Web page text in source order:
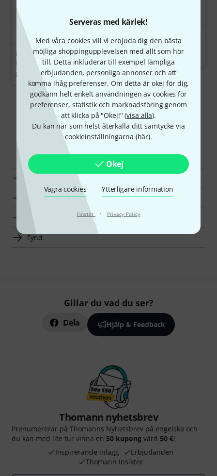
Serveras med kärlek!
Med våra cookies vill vi erbjuda dig den bästa
möjliga shoppingupplevelsen med allt som hör
till. Detta inkluderar till exempel lämpliga
erbjudanden, personliga annonser och att
komma ihåg preferenser. Om detta är okej för dig,
godkänn helt enkelt användningen av cookies för
preferenser, statistik och marknadsföring genom
att klicka på "Okej!" (visa alla).
Du kan när som helst återkalla ditt samtycke via
cookieinställningarna (här).
Okej
Vägra cookies Ytterligare information
Finstilt · Privacy Policy
ESP Horizon FR CTM BM
Reptile Red
89 500 kr
ESP HORIZON II FM Dark Lime
Burst
78 300 kr
Visa mer
Toppsäljare
Fynd
Gillar du vad du ser?
Dela Hjälp & Feedback
Thomann nyhetsbrev
Prenumererar på Thomanns Nyhetsbrev på engelska och
du kan med lite tur vinna en 50 kupong värd 50 €!
Inspirerande inlägg
Erbjudanden
Thomann Insikter